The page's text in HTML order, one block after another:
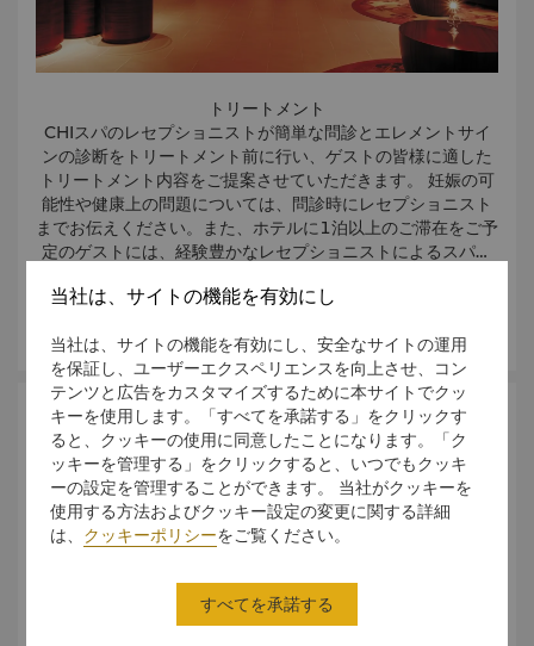
トリートメント
CHIスパのレセプショニストが簡単な問診とエレメントサイ
ンの診断をトリートメント前に行い、ゲストの皆様に適した
トリートメント内容をご提案させていただきます。 妊娠の可
能性や健康上の問題については、問診時にレセプショニスト
までお伝えください。また、ホテルに1泊以上のご滞在をご予
定のゲストには、経験豊かなレセプショニストによるスパプ
準備
必要ありません。フェイシャルトリートメントをご予約の男
性ゲストの皆様のみ、快適かつ効果的なトリートメントをご
体験いただくため、髭の処理を事前に行うことをお勧めいた
します。
トリートメントウェア
スパではフェイシャルガウンなど、各トリートメントに適し
たウェアをご用意しております。また、全身のトリートメン
トやマッサージには、付け心地の良い使い捨て下着もご用意
プライバシー
お客様のプライバシーは完全に保護されます。セラピストは
Body Massage Body Therapies Facials
Deep Tissue Sports Massage
当社は、サイトの機能を有効にし
当社は、サイトの機能を有効にし、安全なサイトの運用
を保証し、ユーザーエクスペリエンスを向上させ、コン
テンツと広告をカスタマイズするために本サイトでクッ
キーを使用します。「すべてを承諾する」をクリックす
ると、クッキーの使用に同意したことになります。「ク
ッキーを管理する」をクリックすると、いつでもクッキ
ーの設定を管理することができます。 当社がクッキーを
使用する方法およびクッキー設定の変更に関する詳細
は、 クッキーポリシーをご覧ください。
すべてを承諾する